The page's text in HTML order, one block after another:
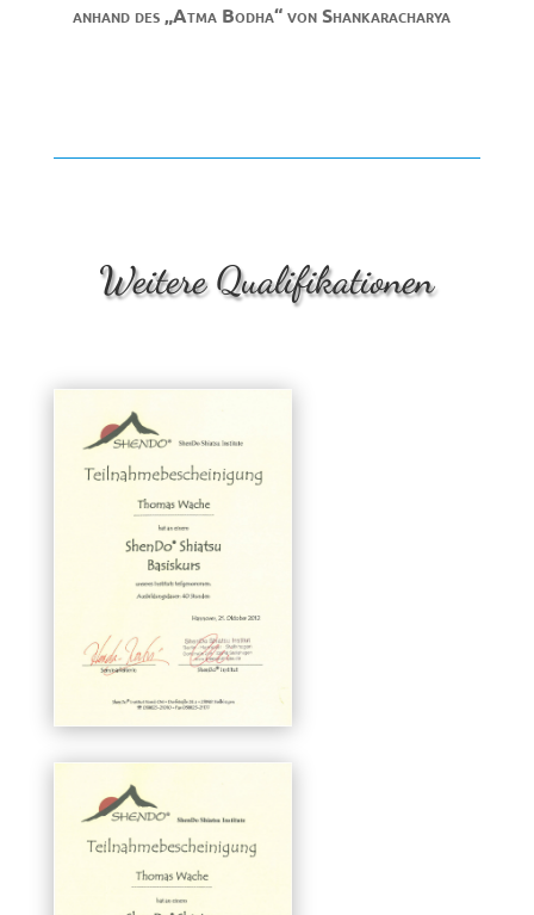
anhand des „Atma Bodha“ von Shankaracharya
Weitere Qualifikationen